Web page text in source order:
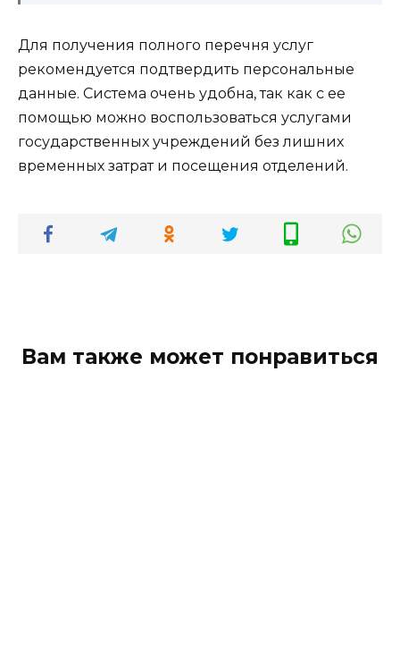
Для получения полного перечня услуг
рекомендуется подтвердить персональные
данные. Система очень удобна, так как с ее
помощью можно воспользоваться услугами
государственных учреждений без лишних
временных затрат и посещения отделений.
Вам также может понравиться